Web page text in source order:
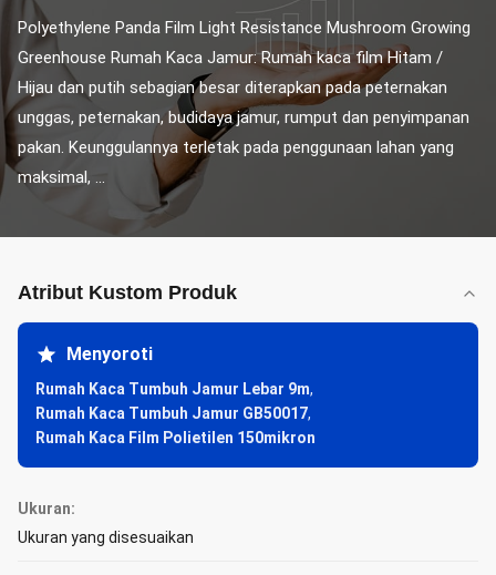
Polyethylene Panda Film Light Resistance Mushroom Growing
Greenhouse Rumah Kaca Jamur: Rumah kaca film Hitam /
Hijau dan putih sebagian besar diterapkan pada peternakan
unggas, peternakan, budidaya jamur, rumput dan penyimpanan
pakan. Keunggulannya terletak pada penggunaan lahan yang
maksimal, ...
Atribut Kustom Produk
Menyoroti
Rumah Kaca Tumbuh Jamur Lebar 9m,
Rumah Kaca Tumbuh Jamur GB50017,
Rumah Kaca Film Polietilen 150mikron
Ukuran:
Ukuran yang disesuaikan